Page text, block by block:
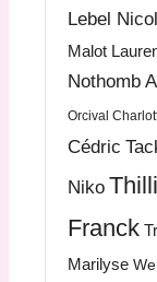
Lebel
Malot
Nothomb
Orcival
Cédric
Niko
Franck
Marilyse